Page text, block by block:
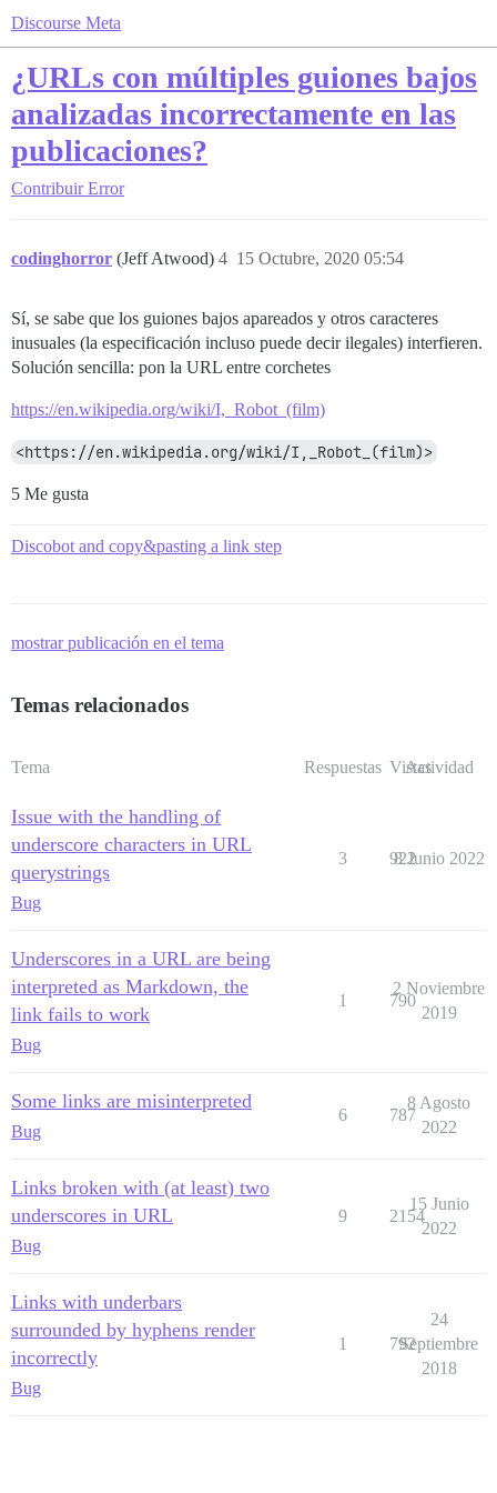
Discourse Meta
¿URLs con múltiples guiones bajos
analizadas incorrectamente en las
publicaciones?
Contribuir Error
codinghorror (Jeff Atwood) 15 Octubre, 2020 05:54
4
Sí, se sabe que los guiones bajos apareados y otros caracteres
inusuales (la especificación incluso puede decir ilegales) interfieren.
Solución sencilla: pon la URL entre corchetes
https://en.wikipedia.org/wiki/I,_Robot_(film)
<https://en.wikipedia.org/wiki/I,_Robot_(film)>
5 Me gusta
Discobot and copy&pasting a link step
mostrar publicación en el tema
Temas relacionados
Tema Respuestas Vistas
Actividad
Issue with the handling of
underscore characters in URL
querystrings
Bug
3 922
8 Junio 2022
Underscores in a URL are being
interpreted as Markdown, the
link fails to work
Bug
1 790
2 Noviembre
2019
Some links are misinterpreted
Bug
6 787
8 Agosto
2022
Links broken with (at least) two
underscores in URL
Bug
9 2154
15 Junio
2022
Links with underbars
surrounded by hyphens render
incorrectly
Bug
1 792
24
Septiembre
2018